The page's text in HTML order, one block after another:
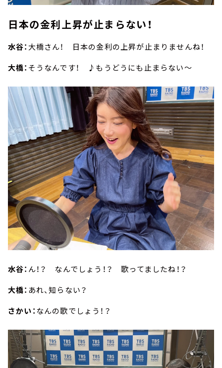
日本の金利上昇が止まらない！
水谷： 大橋さん！ 日本の金利の上昇が止まりませんね！
大橋： そうなんです！ ♪もうどうにも止まらない～
水谷： ん！？ なんでしょう！？ 歌ってましたね！？
大橋： あれ、知らない？
さかい： なんの歌でしょう！？